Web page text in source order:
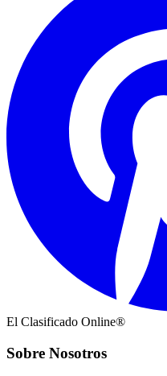
El Clasificado Online®
Sobre Nosotros